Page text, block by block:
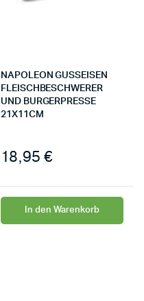
NAPOLEON GUSSEISEN
FLEISCHBESCHWERER
UND BURGERPRESSE
21X11CM
18,95 €
In den Warenkorb